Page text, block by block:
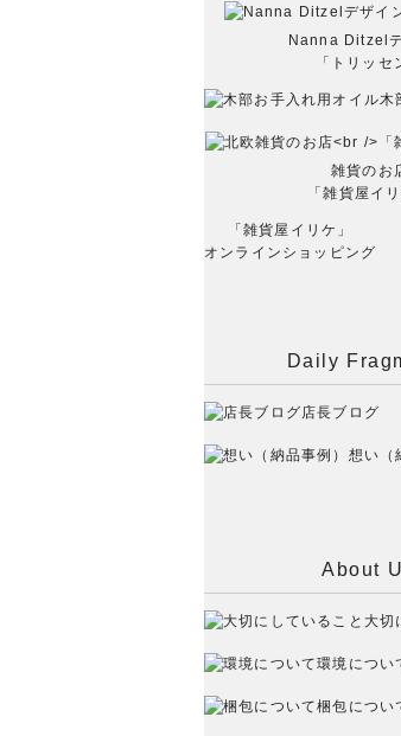
Nanna Ditzel
「トリッセ
木
雑貨のお
「雑貨屋イリ
「雑貨屋イリケ」
オンラインショッピング
Daily
店長ブログ
想い（
About
大切
環境につい
梱包につい